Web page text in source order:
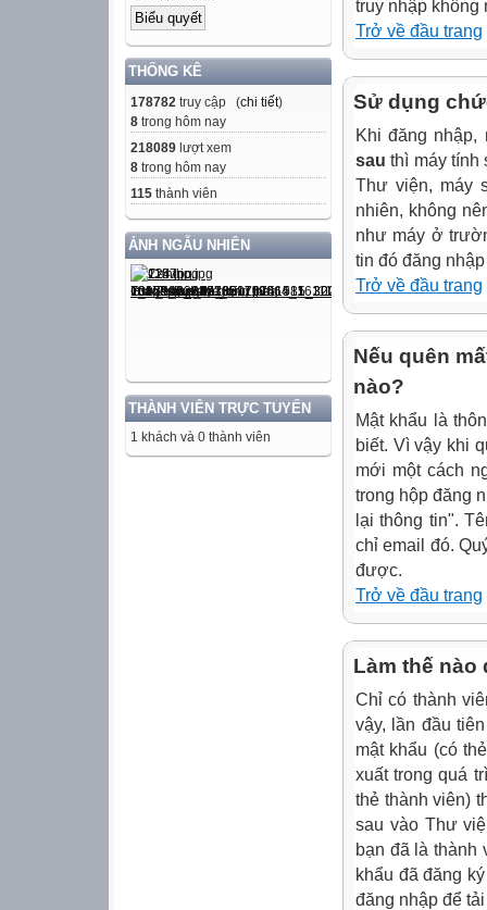
THỐNG KÊ
178782 truy cập (chi tiết)
8 trong hôm nay
218089 lượt xem
8 trong hôm nay
115 thành viên
ẢNH NGẪU NHIÊN
THÀNH VIÊN TRỰC TUYẾN
1 khách và 0 thành viên
truy nhập không
Trở về đầu trang
Sử dụng
Khi đăng
sau thì máy tính
Thư viện, máy
nhiên, không
như máy ở
tin đó đăng
Trở về đầu trang
Nếu quên
nào?
Mật khẩu là
biết. Vì vậy khi
mới một cách
trong hộp đăng
lại thông tin".
chỉ email đó.
được.
Trở về đầu trang
Làm thế nào
Chỉ có thành
vậy, lần đầu
mật khẩu (có
xuất trong quá
thẻ thành viên)
sau vào Thư
bạn đã là thành
khẩu đã đăng
đăng nhập để